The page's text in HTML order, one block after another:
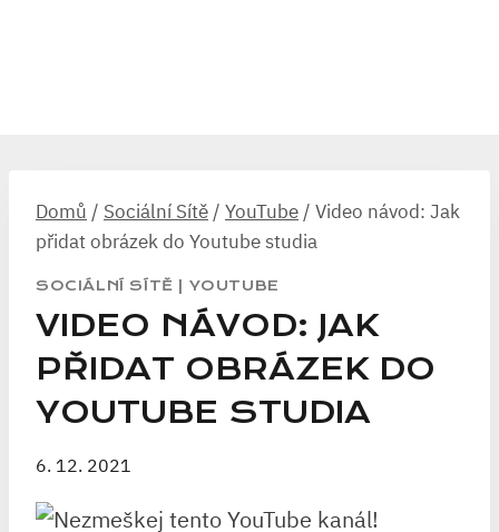
Domů / Sociální Sítě / YouTube / Video návod: Jak
přidat obrázek do Youtube studia
SOCIÁLNÍ SÍTĚ YOUTUBE
VIDEO NÁVOD: JAK
PŘIDAT OBRÁZEK DO
YOUTUBE STUDIA
6. 12. 2021